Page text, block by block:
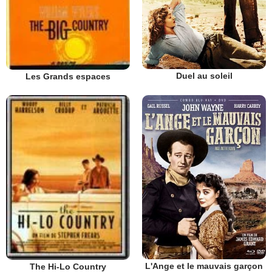
Les Grands espaces Duel au soleil
The Hi-Lo Country L'Ange et le mauvais garçon